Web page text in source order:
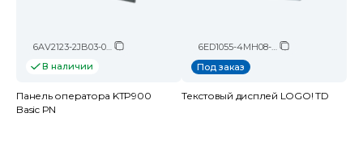
6AV2123-2JB03-0AX0
В наличии
Панель оператора KTP900
Basic PN
6ED1055-4MH08-0BA1
Под заказ
Текстовый дисплей LOGO! TD